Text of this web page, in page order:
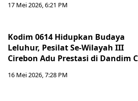
17 Mei 2026, 6:21 PM
Kodim 0614 Hidupkan Budaya
Leluhur, Pesilat Se-Wilayah III
Cirebon Adu Prestasi di Dandim
16 Mei 2026, 7:28 PM